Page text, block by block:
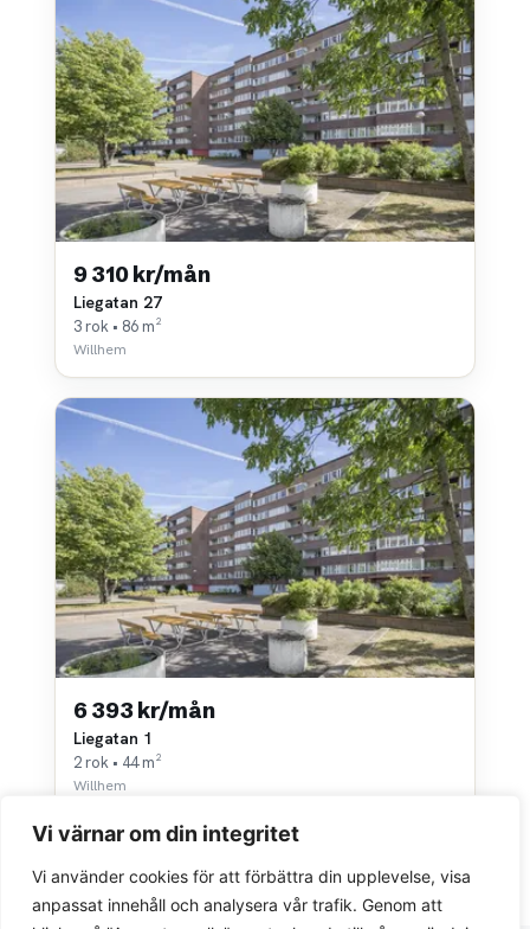
Vi värnar om din integritet
Vi använder cookies för att förbättra din upplevelse, visa
anpassat innehåll och analysera vår trafik. Genom att
9 310 kr/mån
Liegatan 27
3 rok • 86 m²
Willhem
6 393 kr/mån
Liegatan 1
2 rok • 44 m²
Willhem